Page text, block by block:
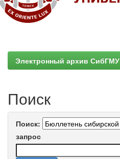
Электронный архив СибГМУ
Поиск
Поиск:
запрос